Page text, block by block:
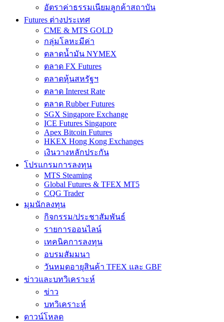
อัตราค่าธรรมเนียมลูกค้าสถาบัน
Futures ต่างประเทศ
CME & MTS GOLD
กลุ่มโลหะมีค่า
ตลาดน้ำมัน NYMEX
ตลาด FX Futures
ตลาดหุ้นสหรัฐฯ
ตลาด Interest Rate
ตลาด Rubber Futures
SGX Singapore Exchange
ICE Futures Singapore
Apex Bitcoin Futures
HKEX Hong Kong Exchanges
เงินวางหลักประกัน
โปรแกรมการลงทุน
MTS Steaming
Global Futures & TFEX MT5
CQG Trader
มุมนักลงทุน
กิจกรรม/ประชาสัมพันธ์
รายการออนไลน์
เทคนิคการลงทุน
อบรมสัมมนา
วันหมดอายุสินค้า TFEX และ GBF
ข่าวและบทวิเคราะห์
ข่าว
บทวิเคราะห์
ดาวน์โหลด